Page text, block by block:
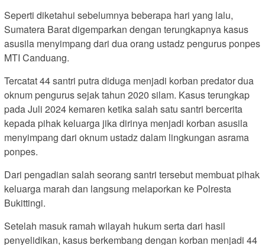
Seperti diketahui sebelumnya beberapa hari yang lalu,
Sumatera Barat digemparkan dengan terungkapnya kasus
asusila menyimpang dari dua orang ustadz pengurus ponpes
MTI Canduang.
Tercatat 44 santri putra diduga menjadi korban predator dua
oknum pengurus sejak tahun 2020 silam. Kasus terungkap
pada Juli 2024 kemaren ketika salah satu santri bercerita
kepada pihak keluarga jika dirinya menjadi korban asusila
menyimpang dari oknum ustadz dalam lingkungan asrama
ponpes.
Dari pengadian salah seorang santri tersebut membuat pihak
keluarga marah dan langsung melaporkan ke Polresta
Bukittingi.
Setelah masuk ramah wilayah hukum serta dari hasil
penyelidikan, kasus berkembang dengan korban menjadi 44